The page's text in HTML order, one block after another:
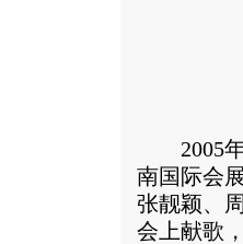
2005年
南国际会
张靓颖、
会上献歌